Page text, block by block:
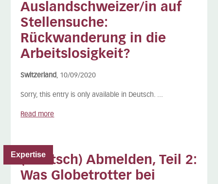
Auslandschweizer/in auf
Stellensuche:
Rückwanderung in die
Arbeitslosigkeit?
Switzerland , 10/09/2020
Sorry, this entry is only available in Deutsch. ...
Read more
Expertise
(Deutsch) Abmelden, Teil 2:
Was Globetrotter bei